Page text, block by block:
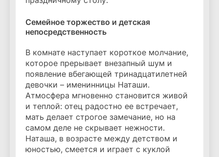
Семейное торжество и детская
непосредственность
В комнате наступает короткое молчание,
которое прерывает внезапный шум и
появление вбегающей тринадцатилетней
девочки – именинницы Наташи.
Атмосфера мгновенно становится живой
и теплой: отец радостно ее встречает,
мать делает строгое замечание, но на
самом деле не скрывает нежности.
Наташа, в возрасте между детством и
юностью, смеется и играет с куклой